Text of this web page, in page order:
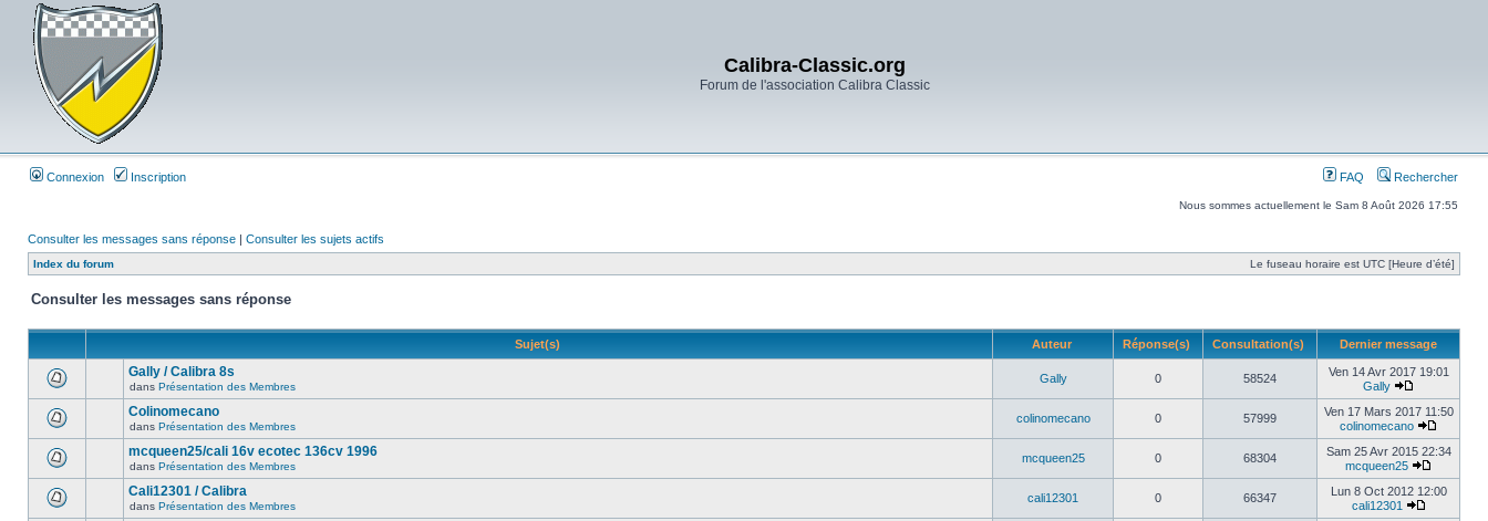
Calibra-Classic.org
Forum de l'association Calibra Classic
Connexion Inscription FAQ Rechercher
Nous sommes actuellement le Sam 8 Août 2026 17:55
Consulter les messages sans réponse | Consulter les sujets actifs
Index du forum Le fuseau horaire est UTC [Heure d’été]
Consulter les messages sans réponse
Sujet(s) Auteur Réponse(s) Consultation(s) Dernier message
Gally / Calibra 8s
dans Présentation des Membres
Gally 0 58524
Ven 14 Avr 2017 19:01
Gally
Colinomecano
dans Présentation des Membres
colinomecano 0 57999
Ven 17 Mars 2017 11:50
colinomecano
mcqueen25/cali 16v ecotec 136cv 1996
dans Présentation des Membres
mcqueen25 0 68304
Sam 25 Avr 2015 22:34
mcqueen25
Cali12301 / Calibra
dans Présentation des Membres
cali12301 0 66347
Lun 8 Oct 2012 12:00
cali12301